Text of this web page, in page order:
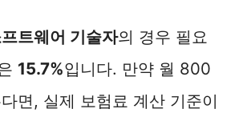
트웨어 기술자의 경우 필요
15.7%입니다. 만약 월 800
면, 실제 보험료 계산 기준이